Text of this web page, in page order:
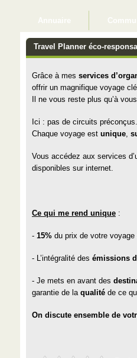
Annuaire
Travel Planner éco-
Grâce à mes services
offrir un magnifique voyage
Il ne vous reste plus qu’à
Ici : pas de circuits préconçus.
Chaque voyage est unique,
Vous accédez aux services
disponibles sur internet.
Ce qui me rend unique :
- 15% du prix de votre
- L’intégralité des émissions
- Je mets en avant des
garantie de la qualité de ce
On discute ensemble de